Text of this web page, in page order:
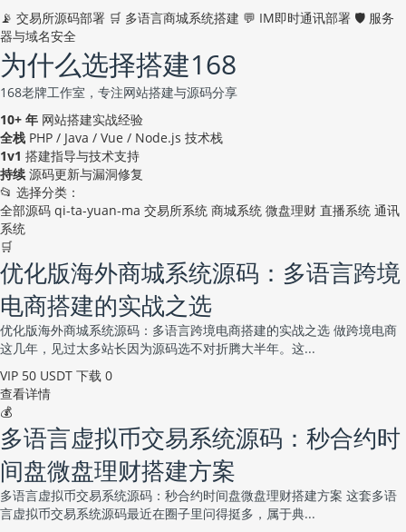
📡 交易所源码部署 🛒 多语言商城系统搭建 💬 IM即时通讯部署 🛡️ 服务
器与域名安全
为什么选择搭建168
168老牌工作室，专注网站搭建与源码分享
10+ 年 网站搭建实战经验
全栈 PHP / Java / Vue / Node.js 技术栈
1v1 搭建指导与技术支持
持续 源码更新与漏洞修复
📂 选择分类：
全部源码 qi-ta-yuan-ma 交易所系统 商城系统 微盘理财 直播系统 通讯
系统
🛒
优化版海外商城系统源码：多语言跨境
电商搭建的实战之选
优化版海外商城系统源码：多语言跨境电商搭建的实战之选 做跨境电商
这几年，见过太多站长因为源码选不对折腾大半年。这...
VIP 50 USDT 下载 0
查看详情
💰
多语言虚拟币交易系统源码：秒合约时
间盘微盘理财搭建方案
多语言虚拟币交易系统源码：秒合约时间盘微盘理财搭建方案 这套多语
言虚拟币交易系统源码最近在圈子里问得挺多，属于典...